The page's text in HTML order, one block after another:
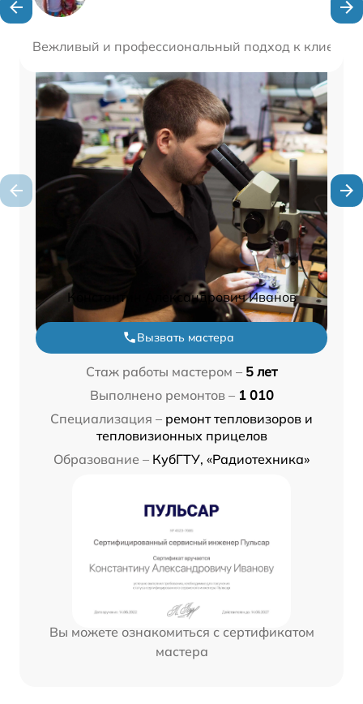
Вежливый и профессиональный подход к
Константин Александрович Иванов
Вызвать мастера
Стаж работы мастером – 5 лет
Выполнено ремонтов – 1 010
Специализация – ремонт тепловизоров и
тепловизионных прицелов
Образование – КубГТУ, «Радиотехника»
Вы можете ознакомиться с сертификатом
мастера